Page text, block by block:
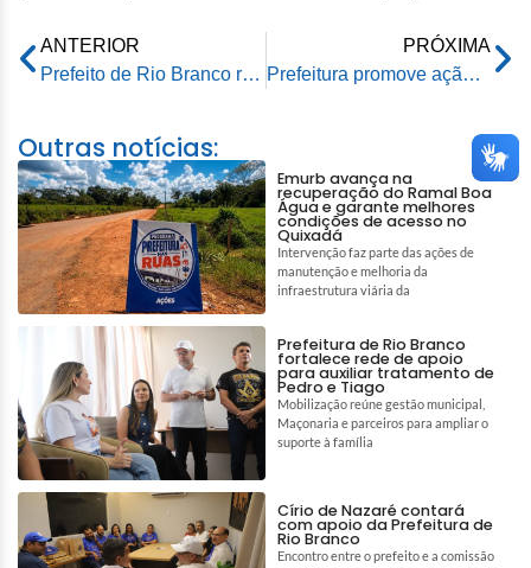
ANTERIOR
Prefeito de Rio Branco recebe homenagem nos 120 anos de Justiça no Acre e 60 anos de instalação do TJ/AC
PRÓXIMA
Prefeitura promove ação em alusão ao mês de Conscientização da Violência Contra a Pessoa Idosa
Outras notícias:
Emurb avança na
recuperação do Ramal Boa
Água e garante melhores
condições de acesso no
Quixadá
Intervenção faz parte das ações de
manutenção e melhoria da
infraestrutura viária da
Prefeitura de Rio Branco
fortalece rede de apoio
para auxiliar tratamento de
Pedro e Tiago
Mobilização reúne gestão municipal,
Maçonaria e parceiros para ampliar o
suporte à família
Círio de Nazaré contará
com apoio da Prefeitura de
Rio Branco
Encontro entre o prefeito e a comissão